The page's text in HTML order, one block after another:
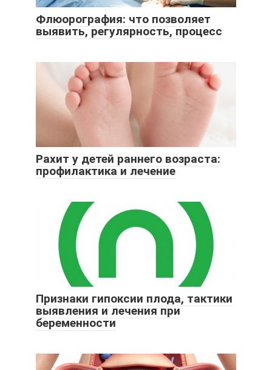
Флюорография: что позволяет
выявить, регулярность, процесс
Рахит у детей раннего возраста:
профилактика и лечение
Признаки гипоксии плода, тактики
выявления и лечения при
беременности